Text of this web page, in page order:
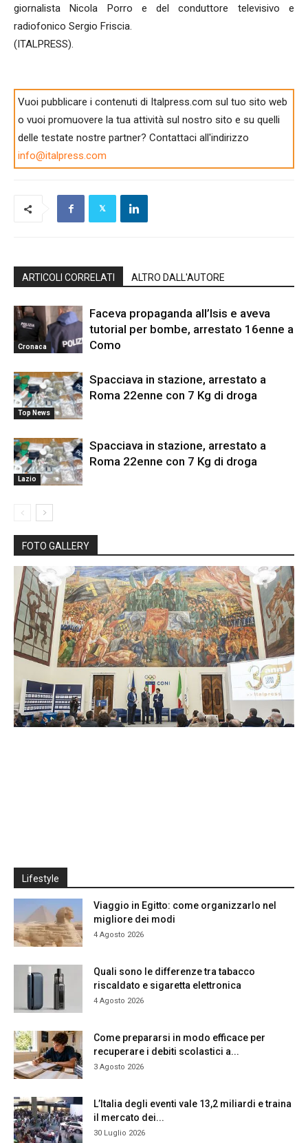
giornalista Nicola Porro e del conduttore televisivo e
radiofonico Sergio Friscia.
(ITALPRESS).
Vuoi pubblicare i contenuti di Italpress.com sul tuo sito web
o vuoi promuovere la tua attività sul nostro sito e su quelli
delle testate nostre partner? Contattaci all'indirizzo
info@italpress.com
ARTICOLI CORRELATI ALTRO DALL'AUTORE
Cronaca
Faceva propaganda all’Isis e aveva
tutorial per bombe, arrestato 16enne a
Como
Top News
Spacciava in stazione, arrestato a
Roma 22enne con 7 Kg di droga
Lazio
Spacciava in stazione, arrestato a
Roma 22enne con 7 Kg di droga
FOTO GALLERY
Lifestyle
Viaggio in Egitto: come organizzarlo nel
migliore dei modi
4 Agosto 2026
Quali sono le differenze tra tabacco
riscaldato e sigaretta elettronica
4 Agosto 2026
Come prepararsi in modo efficace per
recuperare i debiti scolastici a...
3 Agosto 2026
L’Italia degli eventi vale 13,2 miliardi e traina
il mercato dei...
30 Luglio 2026